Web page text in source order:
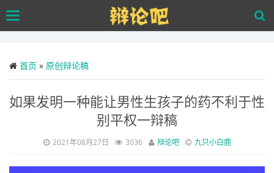
to
main
Toggle
首页 » 原创辩论稿
如果发明一种能让男性生孩子的药不利于性
别平权一辩稿
2021年08月27日 3036 辩论吧 九只小白鹿